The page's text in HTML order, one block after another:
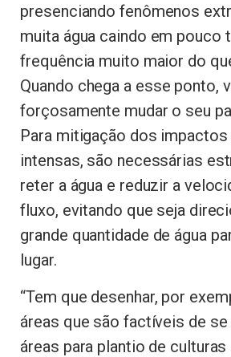
presenciando fenômenos
muita água caindo em pouco
frequência muito maior do
Quando chega a esse ponto,
forçosamente mudar o seu
Para mitigação dos impactos
intensas, são necessárias
reter a água e reduzir a
fluxo, evitando que seja
grande quantidade de água
lugar.
“Tem que desenhar, por
áreas que são factíveis de se
áreas para plantio de